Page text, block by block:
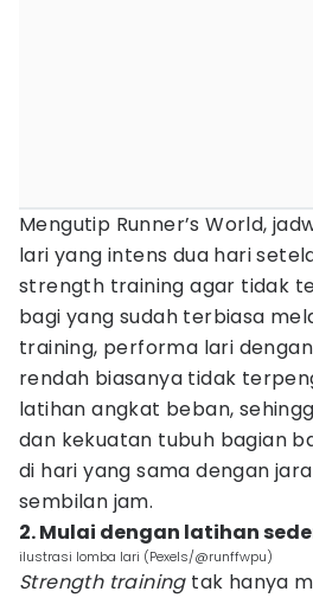
Mengutip Runner’s World,
lari yang intens dua hari
strength training agar tidak
bagi yang sudah terbiasa
training, performa lari
rendah biasanya tidak
latihan angkat beban,
dan kekuatan tubuh bagian
di hari yang sama dengan
sembilan jam.
2. Mulai dengan latihan
ilustrasi lomba lari (Pexels/@runffwpu)
Strength trainingtak hanya